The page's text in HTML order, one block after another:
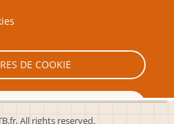
DE COOKIE
REFUSER
créateur et d’éditeur
All rights reserved.